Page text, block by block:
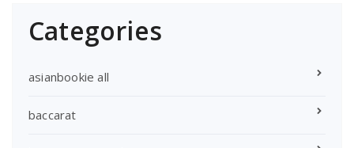
Categories
asianbookie all
baccarat